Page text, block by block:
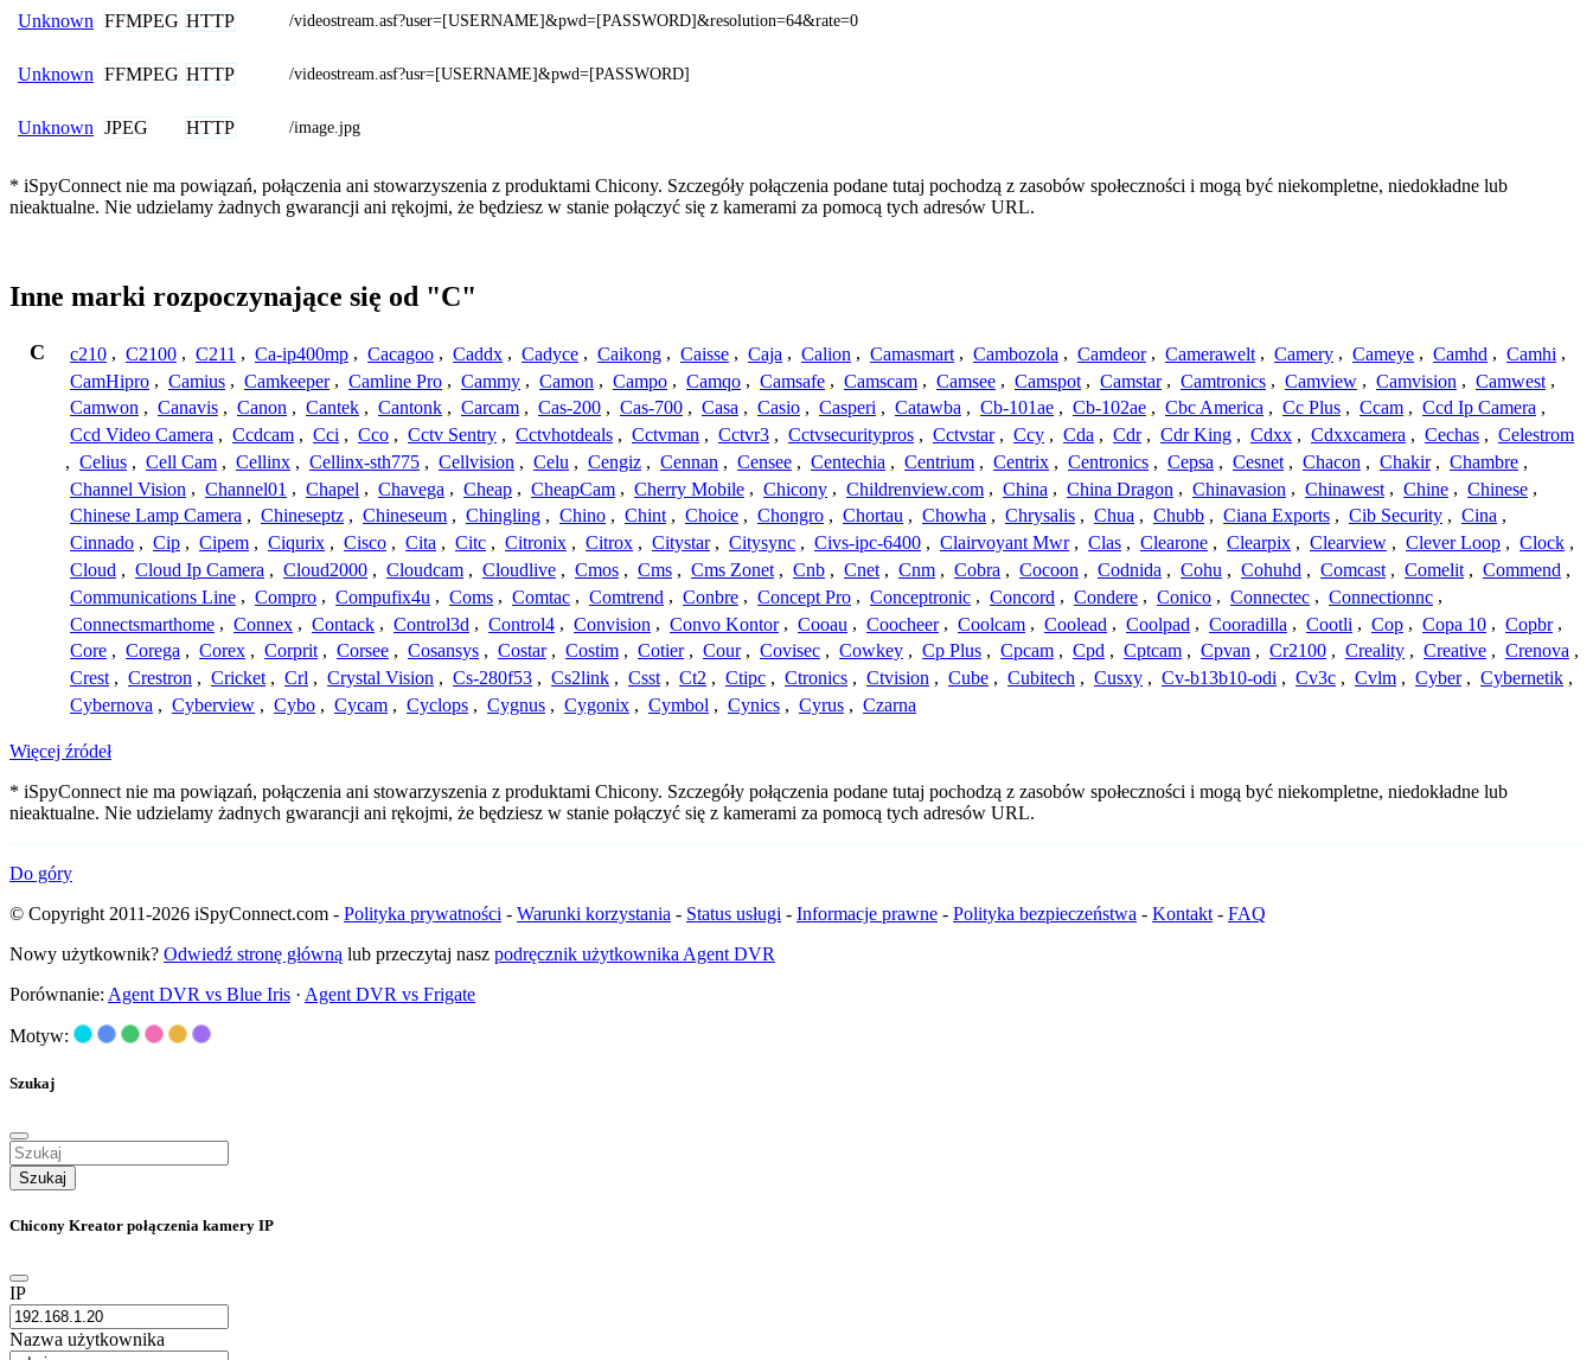
Unknown FFMPEG HTTP /videostream.asf?user=[USERNAME]&pwd=[PASSWORD]&resolution=64&rate=0
Unknown FFMPEG HTTP /videostream.asf?usr=[USERNAME]&pwd=[PASSWORD]
Unknown JPEG HTTP /image.jpg
* iSpyConnect nie ma powiązań, połączenia ani stowarzyszenia z produktami Chicony. Szczegóły połączenia podane tutaj pochodzą z zasobów społeczności i mogą być niekompletne, niedokładne lub
nieaktualne. Nie udzielamy żadnych gwarancji ani rękojmi, że będziesz w stanie połączyć się z kamerami za pomocą tych adresów URL.
Inne marki rozpoczynające się od "C"
C c210 , C2100 , C211 , Ca-ip400mp , Cacagoo , Caddx , Cadyce , Caikong , Caisse , Caja , Calion , Camasmart , Cambozola , Camdeor , Camerawelt , Camery , Cameye , Camhd , Camhi ,
CamHipro , Camius , Camkeeper , Camline Pro , Cammy , Camon , Campo , Camqo , Camsafe , Camscam , Camsee , Camspot , Camstar , Camtronics , Camview , Camvision , Camwest ,
Camwon , Canavis , Canon , Cantek , Cantonk , Carcam , Cas-200 , Cas-700 , Casa , Casio , Casperi , Catawba , Cb-101ae , Cb-102ae , Cbc America , Cc Plus , Ccam , Ccd Ip Camera ,
Ccd Video Camera , Ccdcam , Cci , Cco , Cctv Sentry , Cctvhotdeals , Cctvman , Cctvr3 , Cctvsecuritypros , Cctvstar , Ccy , Cda , Cdr , Cdr King , Cdxx , Cdxxcamera , Cechas , Celestrom
, Celius , Cell Cam , Cellinx , Cellinx-sth775 , Cellvision , Celu , Cengiz , Cennan , Censee , Centechia , Centrium , Centrix , Centronics , Cepsa , Cesnet , Chacon , Chakir , Chambre ,
Channel Vision , Channel01 , Chapel , Chavega , Cheap , CheapCam , Cherry Mobile , Chicony , Childrenview.com , China , China Dragon , Chinavasion , Chinawest , Chine , Chinese ,
Chinese Lamp Camera , Chineseptz , Chineseum , Chingling , Chino , Chint , Choice , Chongro , Chortau , Chowha , Chrysalis , Chua , Chubb , Ciana Exports , Cib Security , Cina ,
Cinnado , Cip , Cipem , Ciqurix , Cisco , Cita , Citc , Citronix , Citrox , Citystar , Citysync , Civs-ipc-6400 , Clairvoyant Mwr , Clas , Clearone , Clearpix , Clearview , Clever Loop , Clock ,
Cloud , Cloud Ip Camera , Cloud2000 , Cloudcam , Cloudlive , Cmos , Cms , Cms Zonet , Cnb , Cnet , Cnm , Cobra , Cocoon , Codnida , Cohu , Cohuhd , Comcast , Comelit , Commend ,
Communications Line , Compro , Compufix4u , Coms , Comtac , Comtrend , Conbre , Concept Pro , Conceptronic , Concord , Condere , Conico , Connectec , Connectionnc ,
Connectsmarthome , Connex , Contack , Control3d , Control4 , Convision , Convo Kontor , Cooau , Coocheer , Coolcam , Coolead , Coolpad , Cooradilla , Cootli , Cop , Copa 10 , Copbr ,
Core , Corega , Corex , Corprit , Corsee , Cosansys , Costar , Costim , Cotier , Cour , Covisec , Cowkey , Cp Plus , Cpcam , Cpd , Cptcam , Cpvan , Cr2100 , Creality , Creative , Crenova ,
Crest , Crestron , Cricket , Crl , Crystal Vision , Cs-280f53 , Cs2link , Csst , Ct2 , Ctipc , Ctronics , Ctvision , Cube , Cubitech , Cusxy , Cv-b13b10-odi , Cv3c , Cvlm , Cyber , Cybernetik ,
Cybernova , Cyberview , Cybo , Cycam , Cyclops , Cygnus , Cygonix , Cymbol , Cynics , Cyrus , Czarna
Więcej źródeł
* iSpyConnect nie ma powiązań, połączenia ani stowarzyszenia z produktami Chicony. Szczegóły połączenia podane tutaj pochodzą z zasobów społeczności i mogą być niekompletne, niedokładne lub
nieaktualne. Nie udzielamy żadnych gwarancji ani rękojmi, że będziesz w stanie połączyć się z kamerami za pomocą tych adresów URL.
Do góry
© Copyright 2011-2026 iSpyConnect.com - Polityka prywatności - Warunki korzystania - Status usługi - Informacje prawne - Polityka bezpieczeństwa - Kontakt - FAQ
Nowy użytkownik? Odwiedź stronę główną lub przeczytaj nasz podręcznik użytkownika Agent DVR
Porównanie: Agent DVR vs Blue Iris · Agent DVR vs Frigate
Motyw:
Szukaj
Szukaj
Chicony Kreator połączenia kamery IP
IP
Nazwa użytkownika